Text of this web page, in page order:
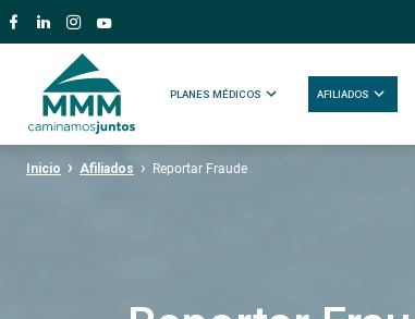
PLANES MÉDICOS AFILIADOS
Inicio Afiliados Reportar Fraude